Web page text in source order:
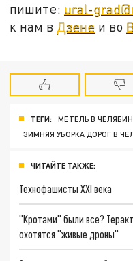
пишите: ural-
к нам в Дзене и во
ТЕГИ: МЕТЕЛЬ В
ЗИМНЯЯ УБОРКА ДОРОГ В
ЧИТАЙТЕ ТАКЖЕ:
Технофашисты XXI века
"Кротами" были все?
охотятся "живые дроны"